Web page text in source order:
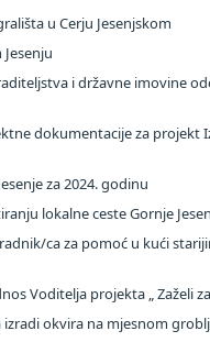
u Cerju Jesenjskom
i državne imovine
dokumentacije za projekt
za 2024. godinu
lokalne ceste Gornje
ca za pomoć u kući
Voditelja projekta „ Zaželi za
okvira na mjesnom